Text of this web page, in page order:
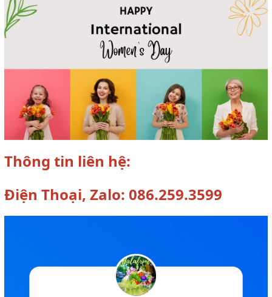
Thông tin liên hệ:
Điện Thoại, Zalo: 086.259.3599